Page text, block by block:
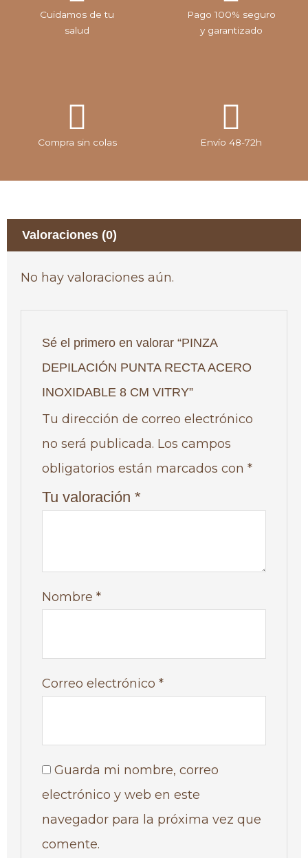
Cuidamos de tu
salud
Pago 100% seguro
y garantizado
Compra sin colas Envío 48-72h
Valoraciones (0)
No hay valoraciones aún.
Sé el primero en valorar “PINZA
DEPILACIÓN PUNTA RECTA ACERO
INOXIDABLE 8 CM VITRY”
Tu dirección de correo electrónico
no será publicada. Los campos
obligatorios están marcados con*
Tu valoración*
Nombre*
Correo electrónico*
Guarda mi nombre, correo
electrónico y web en este
navegador para la próxima vez que
comente.